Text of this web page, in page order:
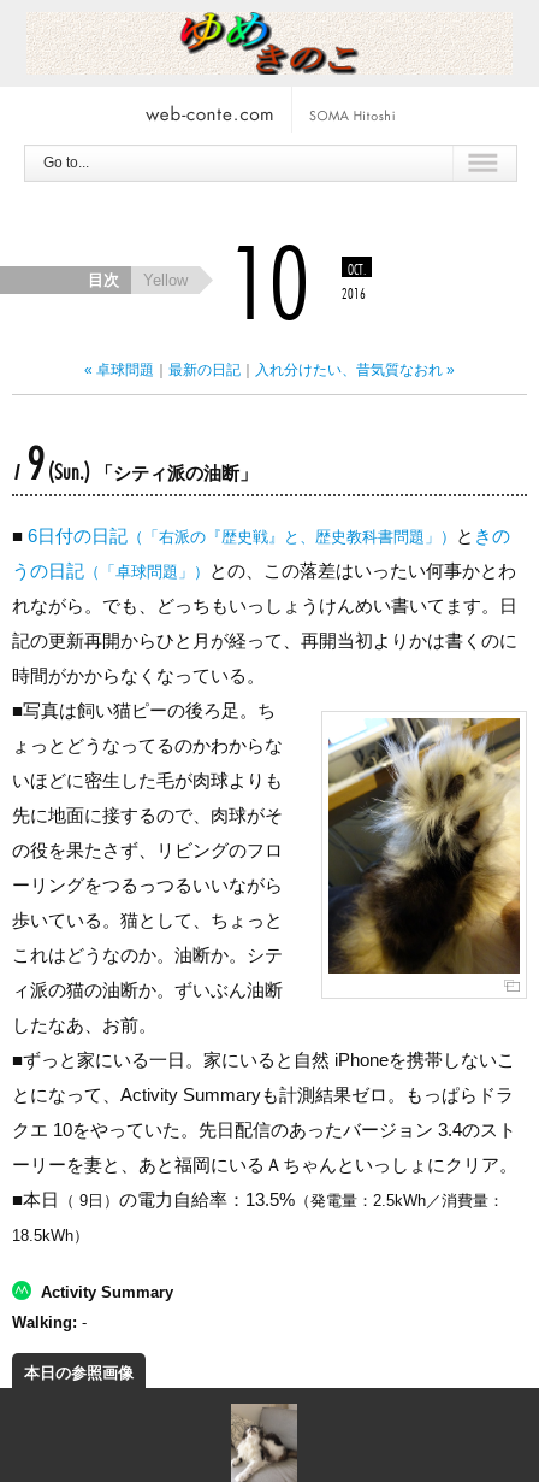
Go to...
10
OCT.
2016
Yellow
目次
« 卓球問題 ｜ 最新の日記 ｜ 入れ分けたい、昔気質なおれ »
/ 9 (Sun.) 「シティ派の油断」
■ 6日付の日記 （「右派の『歴史戦』と、歴史教科書問題」） と きの
うの日記 （「卓球問題」）
との、この落差はいったい何事かとわ
れながら。でも、どっちもいっしょうけんめい書いてます。日
記の更新再開からひと月が経って、再開当初よりかは書くのに
時間がかからなくなっている。
■写真は飼い猫ピーの後ろ足。ち
ょっとどうなってるのかわからな
いほどに密生した毛が肉球よりも
先に地面に接するので、肉球がそ
の役を果たさず、リビングのフロ
ーリングをつるっつるいいながら
歩いている。猫として、ちょっと
これはどうなのか。油断か。シテ
ィ派の猫の油断か。ずいぶん油断
したなあ、お前。
■ずっと家にいる一日。家にいると自然 iPhoneを携帯しないこ
とになって、Activity Summaryも計測結果ゼロ。もっぱらドラ
クエ 10をやっていた。先日配信のあったバージョン 3.4のスト
ーリーを妻と、あと福岡にいるＡちゃんといっしょにクリア。
■本日 （ 9日） の電力自給率：13.5% （発電量：2.5kWh／消費量：
18.5kWh）
Walking: -
本日の参照画像